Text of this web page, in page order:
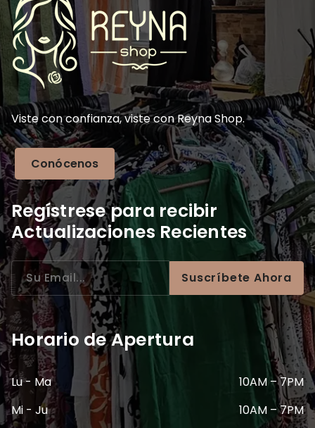
Viste con confianza, viste con Reyna Shop.
Conócenos
Regístrese para recibir
Actualizaciones Recientes
Suscríbete Ahora
Horario de Apertura
Lu - Ma
10AM – 7PM
Mi - Ju
10AM – 7PM